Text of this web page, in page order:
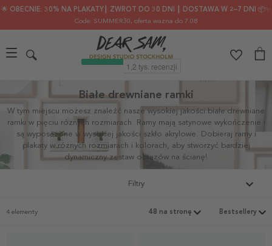
🌟 OBECNIE: 30% NA PLAKATY┃ ZWROT DO 30 DNI ┃ DOSTAWA W 2–7 DNI 📦✨
Code: SUMMER30, oferta ważna do 7.08
Białe drewniane ramki
W tym miejscu możesz znaleźć nasze wysokiej jakości białe drewniane
ramki w pięciu różnych rozmiarach. Ramy mają satynowe wykończenie i
są wyposażone w wysokiej jakości szkło akrylowe. Dobieraj ramy i
plakaty w różnych rozmiarach i kolorach, aby stworzyć bardziej
dynamiczny zestaw obrazów na ścianę!
Filtry
4 elementy